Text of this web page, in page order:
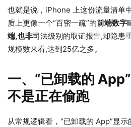
也就是说，iPhone 上这份流量清单
质上更像一个“百密一疏”的前端数字
端,也非司法级别的取证报告,却隐患
规模数来看,达到25亿之多。
一、“已卸载的
不是正在偷跑
从常规逻辑看，“已卸载的 App”显